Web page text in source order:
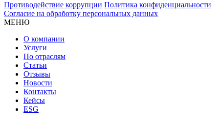
Противодействие коррупции Политика конфиденциальности
Согласие на обработку персональных данных
МЕНЮ
О компании
Услуги
По отраслям
Статьи
Отзывы
Новости
Контакты
Кейсы
ESG